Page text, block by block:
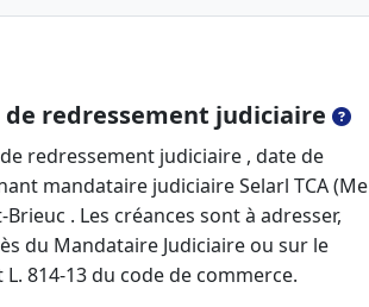
redressement judiciaire
redressement judiciaire , date de
mandataire judiciaire Selarl TCA (Me
. Les créances sont à adresser,
du Mandataire Judiciaire ou sur le
814-13 du code de commerce.